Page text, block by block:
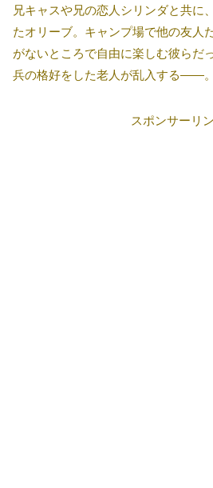
兄キャスや兄の恋人シリンダと共に
たオリーブ。キャンプ場で他の友人
がないところで自由に楽しむ彼らだ
兵の格好をした老人が乱入する――。
スポンサーリ